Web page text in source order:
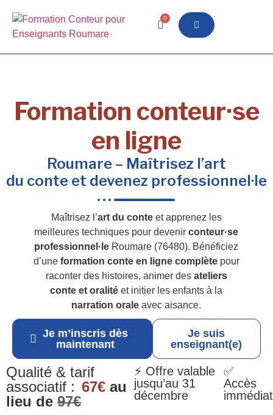
0
Formation conteur·se
en ligne
Roumare – Maîtrisez l’art
du conte et devenez professionnel·le
Maîtrisez l’art du conteet apprenez les
meilleures techniques pour devenirconteur·se
professionnel·le Roumare (76480). Bénéficiez
d’une formation conte en ligne complètepour
raconter des histoires, animer des ateliers
conte et oralité et initier les enfants à la
narration orale avec aisance.
Je m’inscris dès
maintenant
Je suis
enseignant(e)
Qualité & tarif
associatif : 67€ au
lieu de 97€
⚡ Offre valable
jusqu’au 31
décembre
✅
Accès
immédiat